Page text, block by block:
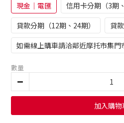
現金｜電匯
信用卡分期（3期
貸款分期（12期、24期）
貸
如需線上購車請洽鄰近摩托市集門
數量
加入購物